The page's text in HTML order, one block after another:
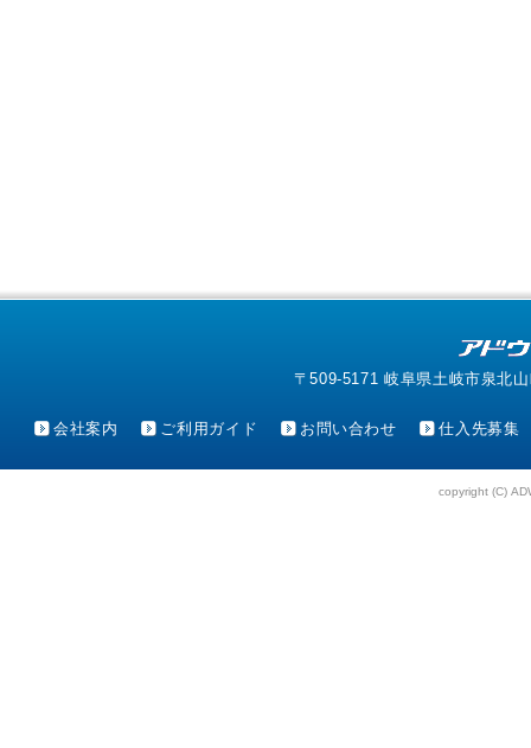
〒509-5171 岐阜県土岐市泉北
会社案内 ご利用ガイド お問い合わせ 仕入先募集
copyright (C)